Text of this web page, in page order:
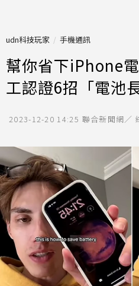
udn科技玩家 手機通訊
幫你省下iPhone
工認證6招「電池
2023-12-20 14:25 聯合新聞網／